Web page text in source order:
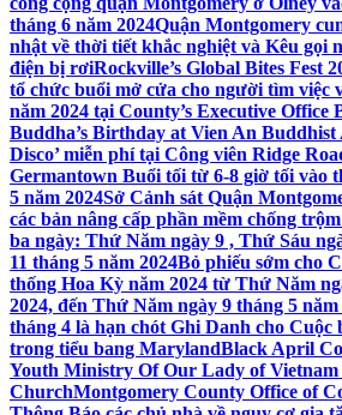
tháng 6 năm 2024Quận Montgomery
nhật về thời tiết khắc nghiệt và Kêu gọi
điện bị rơiRockville’s Global Bites Fest
tổ chức buổi mở cửa cho người tìm việc
năm 2024 tại County’s Executive Office
Buddha’s Birthday at Vien An Buddhist
Disco’ miễn phí tại Công viên Ridge
Germantown Buổi tối từ 6-8 giờ tối vào
5 năm 2024Sở Cảnh sát Quận
các bản nâng cấp phần mềm chống
ba ngày: Thứ Năm ngày 9 , Thứ Sáu
11 tháng 5 năm 2024Bỏ phiếu sớm cho
thống Hoa Kỳ năm 2024 từ Thứ Năm
2024, đến Thứ Năm ngày 9 tháng 5 năm
tháng 4 là hạn chót Ghi Danh cho Cuộc
trong tiểu bang MarylandBlack April
Youth Ministry Of Our Lady of Vietnam
ChurchMontgomery County Office of